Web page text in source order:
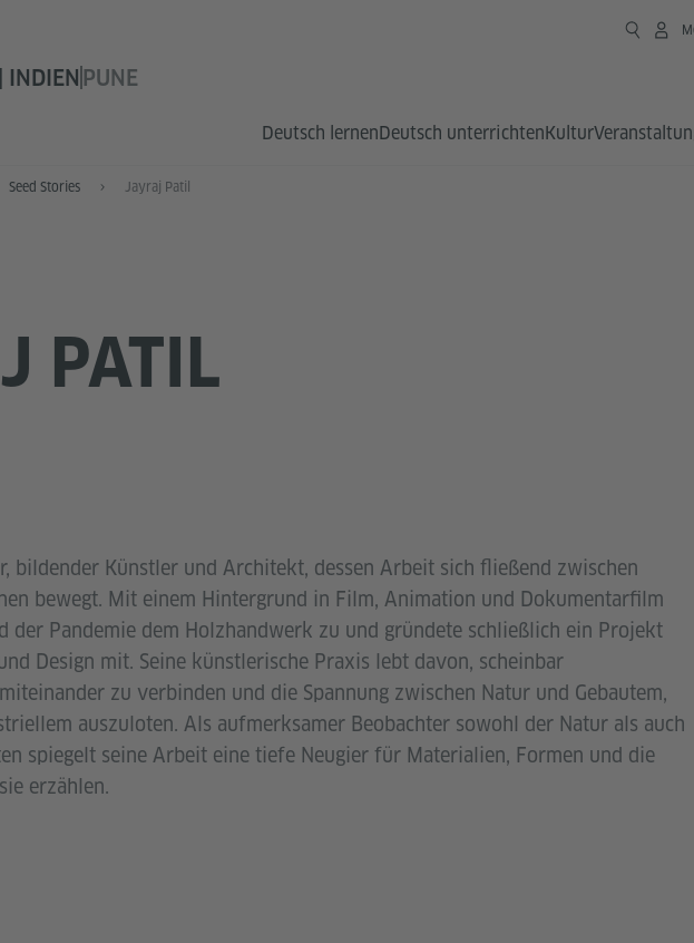
INDIEN PUNE
Deutsch lernenDeutsch unterrichtenKultur
Seed Stories Jayraj Patil
PATIL
bildender Künstler und Architekt, dessen Arbeit sich fließend zwischen
bewegt. Mit einem Hintergrund in Film, Animation und Dokumentarfilm
der Pandemie dem Holzhandwerk zu und gründete schließlich ein Projekt
Design mit. Seine künstlerische Praxis lebt davon, scheinbar
zu verbinden und die Spannung zwischen Natur und Gebautem,
auszuloten. Als aufmerksamer Beobachter sowohl der Natur als auch
spiegelt seine Arbeit eine tiefe Neugier für Materialien, Formen und die
erzählen.